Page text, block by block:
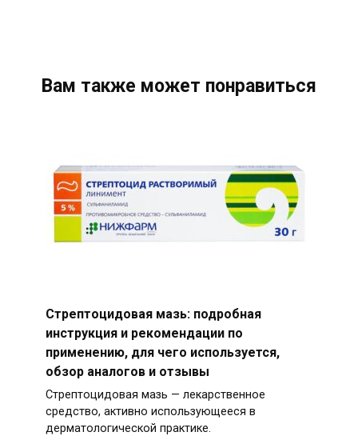
Вам также может понравиться
Стрептоцидовая мазь: подробная
инструкция и рекомендации по
применению, для чего используется,
обзор аналогов и отзывы
Стрептоцидовая мазь — лекарственное
средство, активно использующееся в
дерматологической практике.